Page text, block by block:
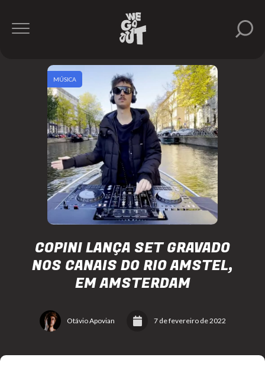
COPINI LANÇA SET GRAVADO
NOS CANAIS DO RIO AMSTEL,
EM AMSTERDAM
Otávio Apovian 7 de fevereiro de 2022
MÚSICA